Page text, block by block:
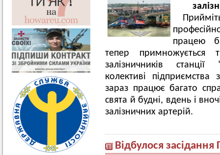
працею
тепер примножується
залізничників
колективі підприємства
зараз працює багато
свята й будні, вдень і
залізничних артерій.
Відбулося